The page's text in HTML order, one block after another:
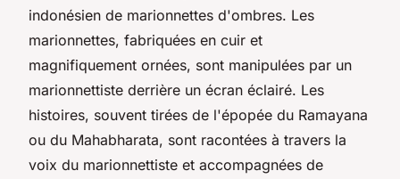
indonésien de marionnettes d'ombres. Les
marionnettes, fabriquées en cuir et
magnifiquement ornées, sont manipulées par un
marionnettiste derrière un écran éclairé. Les
histoires, souvent tirées de l'épopée du Ramayana
ou du Mahabharata, sont racontées à travers la
voix du marionnettiste et accompagnées de